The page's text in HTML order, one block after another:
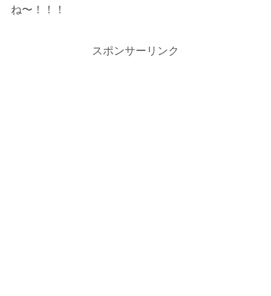
ね〜！！！
スポンサーリンク